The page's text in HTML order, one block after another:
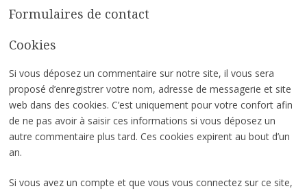
Formulaires de contact
Cookies
Si vous déposez un commentaire sur notre site, il vous sera
proposé d’enregistrer votre nom, adresse de messagerie et site
web dans des cookies. C’est uniquement pour votre confort afin
de ne pas avoir à saisir ces informations si vous déposez un
autre commentaire plus tard. Ces cookies expirent au bout d’un
an.
Si vous avez un compte et que vous vous connectez sur ce site,